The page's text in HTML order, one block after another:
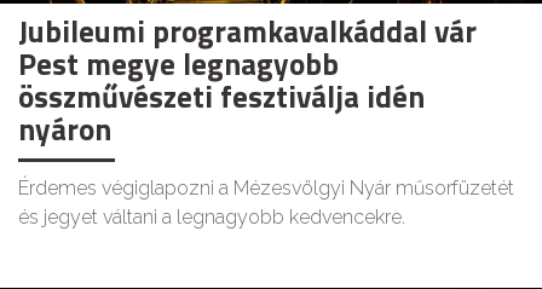
Jubileumi programkavalkáddal vár
Pest megye legnagyobb
összművészeti fesztiválja idén
nyáron
Érdemes végiglapozni a Mézesvölgyi Nyár műsorfüzetét
és jegyet váltani a legnagyobb kedvencekre.